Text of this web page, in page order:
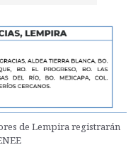
de Lempira registrarán